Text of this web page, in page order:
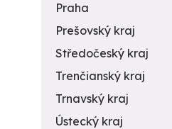
Praha
Prešovský kraj
Středočeský kraj
Trenčianský kraj
Trnavský kraj
Ústecký kraj